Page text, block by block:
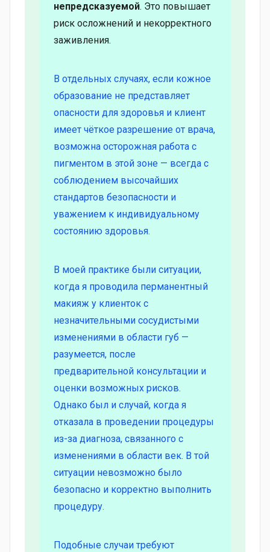
непредсказуемой. Это повышает
риск осложнений и некорректного
заживления.
В отдельных случаях, если кожное
образование не представляет
опасности для здоровья и клиент
имеет чёткое разрешение от врача,
возможна осторожная работа с
пигментом в этой зоне — всегда с
соблюдением высочайших
стандартов безопасности и
уважением к индивидуальному
состоянию здоровья.
В моей практике были ситуации,
когда я проводила перманентный
макияж у клиенток с
незначительными сосудистыми
изменениями в области губ —
разумеется, после
предварительной консультации и
оценки возможных рисков.
Однако был и случай, когда я
отказала в проведении процедуры
из-за диагноза, связанного с
изменениями в области век. В той
ситуации невозможно было
безопасно и корректно выполнить
процедуру.
Подобные случаи требуют